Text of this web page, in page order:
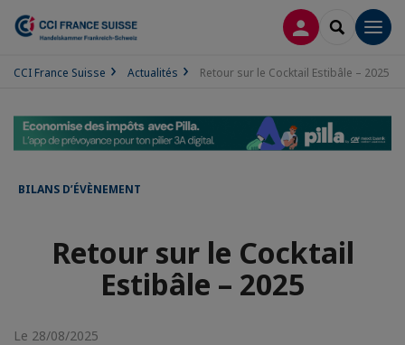
CONNEXION
CCI France Suisse Actualités Retour sur le Cocktail Estibâle – 2025
BILANS D’ÉVÈNEMENT
Retour sur le Cocktail
Estibâle – 2025
Le 28/08/2025